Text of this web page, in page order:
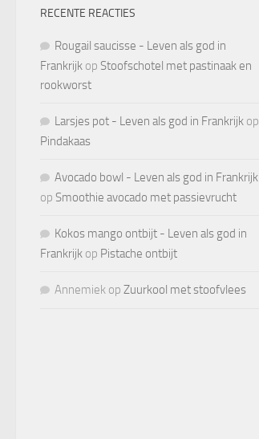
RECENTE REACTIES
Rougail saucisse - Leven als god in
Frankrijk op Stoofschotel met pastinaak en
rookworst
Larsjes pot - Leven als god in Frankrijk op
Pindakaas
Avocado bowl - Leven als god in Frankrijk
op Smoothie avocado met passievrucht
Kokos mango ontbijt - Leven als god in
Frankrijk op Pistache ontbijt
Annemiek op Zuurkool met stoofvlees